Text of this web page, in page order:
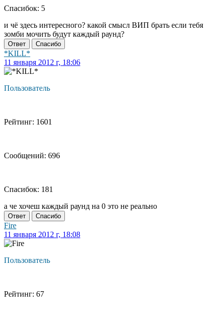
Спасибок: 5
и чё здесь интересного? какой смысл ВИП брать если тебя
зомби мочить будут каждый раунд?
Ответ Спасибо
*KILL*
11 января 2012 г, 18:06
Пользователь
Рейтинг: 1601
Сообщений: 696
Спасибок: 181
а че хочеш каждый раунд на 0 это не реально
Ответ Спасибо
Fire
11 января 2012 г, 18:08
Пользователь
Рейтинг: 67